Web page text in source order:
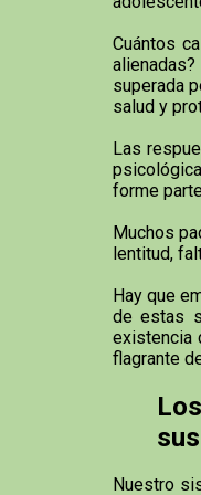
Cuántos
superada
salud y
Las
forme
Muchos
lentitud,
Hay que
de estas
existencia
flagrante
Nuestro